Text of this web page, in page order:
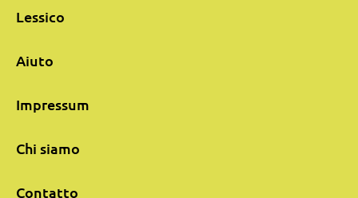
Lessico
Aiuto
Impressum
Chi siamo
Contatto